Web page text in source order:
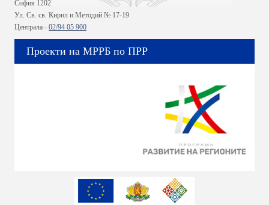
София 1202
Ул. Св. св. Кирил и Методий № 17-19
Централа - 02/94 05 900
Проекти на МРРБ по ПРР